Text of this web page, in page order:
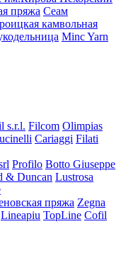
пряжа Сеам
камвольная
Minc Yarn
s.r.l. Filcom Olimpias
Cariaggi Filati
Profilo Botto Giuseppe
& Duncan Lustrosa
пряжа Zegna
Lineapiu TopLine Cofil